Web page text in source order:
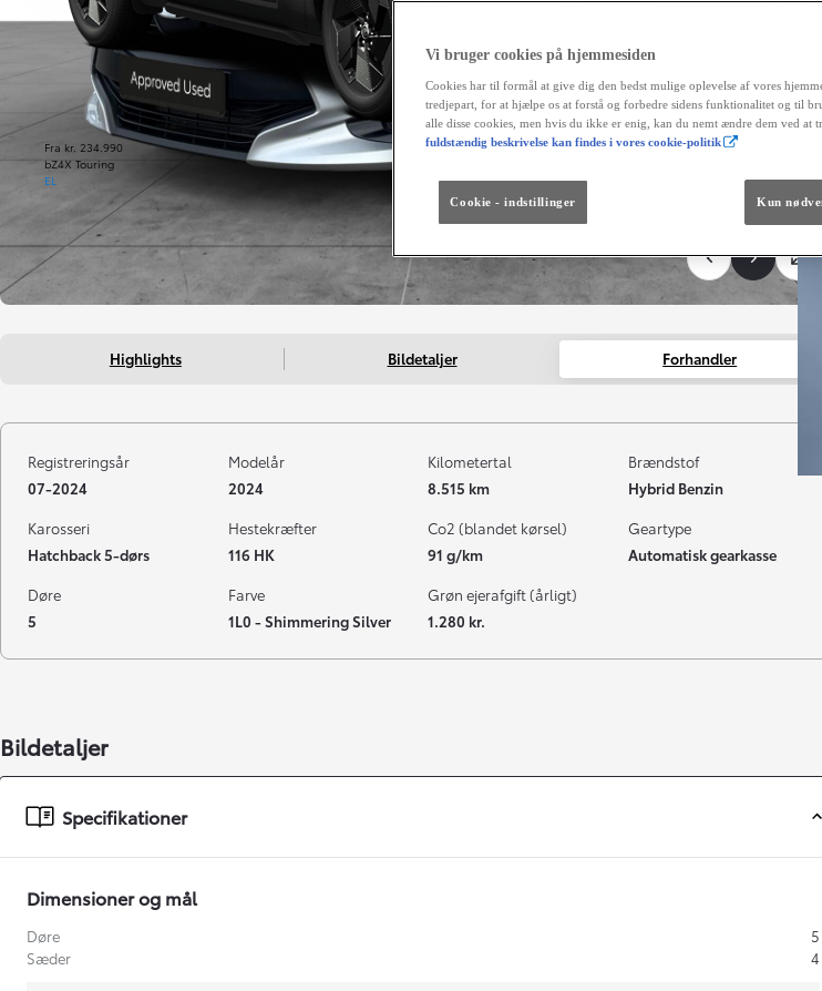
Fra kr. 234.990
bZ4X Touring
EL
The
Highlights Bildetaljer Forhandler
Registreringsår
07-2024
Modelår
2024
Kilometertal
8.515 km
Brændstof
Hybrid Benzin
Karosseri
Hatchback 5-dørs
Hestekræfter
116 HK
Co2 (blandet kørsel)
91 g/km
Geartype
Automatisk gearkasse
Døre
5
Farve
1L0 - Shimmering Silver
Grøn ejerafgift (årligt)
1.280 kr.
Bildetaljer
Specifikationer
Dimensioner og mål
Døre
5
Sæder
4
Vi bruger cookies på hjemmesiden
Cookies har til formål at give dig den bedst mulige oplevelse af vores
tredjepart, for at hjælpe os at forstå og forbedre sidens funktionalitet og til
alle disse cookies, men hvis du ikke er enig, kan du nemt ændre dem ved at
fuldstændig beskrivelse kan findes i vores cookie-politik
Cookie - indstillinger Kun